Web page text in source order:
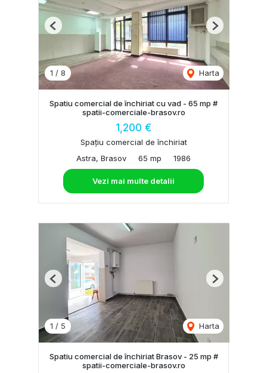
1 / 8 Harta
Previous Next
Spatiu comercial de închiriat cu vad - 65 mp #
spatii-comerciale-brasov.ro
1,200 €
Spațiu comercial de închiriat
Astra, Brasov
65 mp 1986
Vezi mai multe detalii
1 / 5 Harta
Previous Next
Spatiu comercial de închiriat Brasov - 25 mp #
spatii-comerciale-brasov.ro